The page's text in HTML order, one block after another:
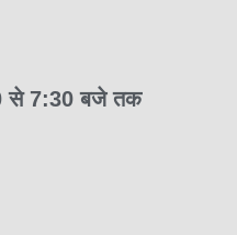
से 7:30 बजे तक